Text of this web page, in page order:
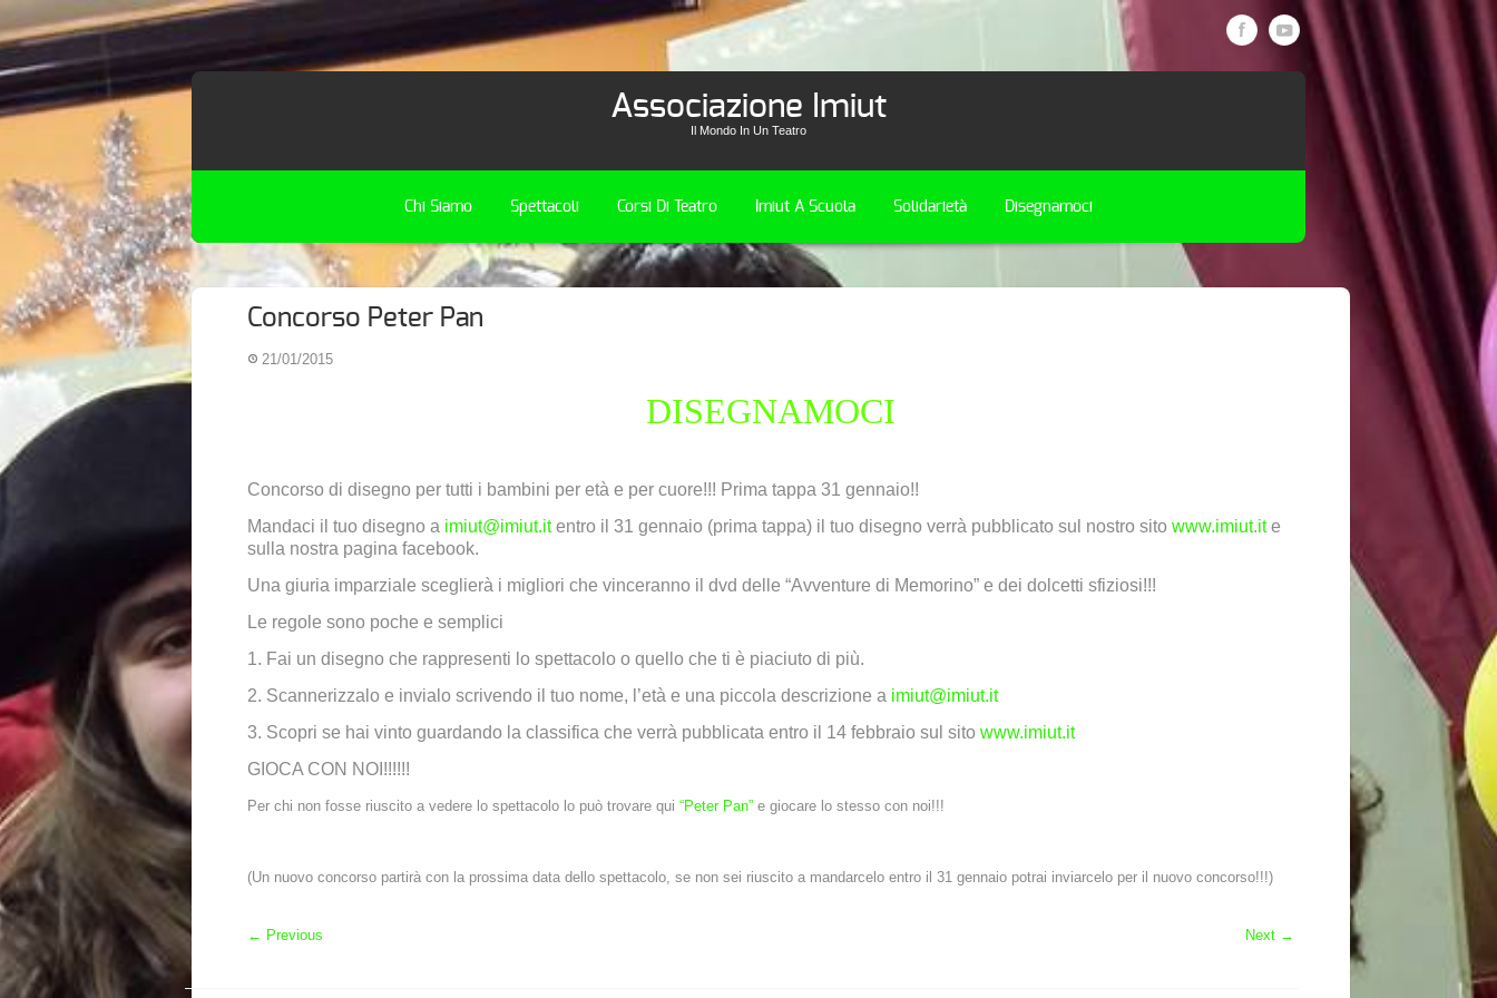
Associazione Imiut
Il Mondo In Un Teatro
Chi Siamo Spettacoli Corsi Di Teatro Imiut A Scuola Solidarietà Disegnamoci
Concorso Peter Pan
21/01/2015
DISEGNAMOCI
Concorso di disegno per tutti i bambini per età e per cuore!!! Prima tappa 31 gennaio!!
Mandaci il tuo disegno a imiut@imiut.itentro il 31 gennaio (prima tappa) il tuo disegno verrà pubblicato sul nostro sito www.imiut.ite
sulla nostra pagina facebook.
Una giuria imparziale sceglierà i migliori che vinceranno il dvd delle “Avventure di Memorino” e dei dolcetti sfiziosi!!!
Le regole sono poche e semplici
1. Fai un disegno che rappresenti lo spettacolo o quello che ti è piaciuto di più.
2. Scannerizzalo e invialo scrivendo il tuo nome, l’età e una piccola descrizione a imiut@imiut.it
3. Scopri se hai vinto guardando la classifica che verrà pubblicata entro il 14 febbraio sul sito www.imiut.it
GIOCA CON NOI!!!!!!
Per chi non fosse riuscito a vedere lo spettacolo lo può trovare qui “Peter Pan” e giocare lo stesso con noi!!!
(Un nuovo concorso partirà con la prossima data dello spettacolo, se non sei riuscito a mandarcelo entro il 31 gennaio potrai inviarcelo per il nuovo concorso!!!)
← Previous Next →